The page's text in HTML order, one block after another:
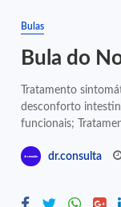
Bulas
Bula do
Tratamento
desconforto
funcionais;
dr.consulta